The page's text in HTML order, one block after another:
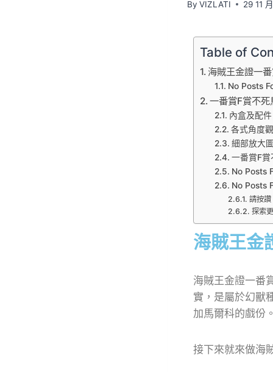
By VIZLATI 29 11
Table of
海賊王金證一
No Posts
一番賞F賞不
內盒及配件
各式角度
細部放大
一番賞F
No Posts
No Posts
請按讚
探索
海賊王金
海賊王金證一番
實，是屬於幻獸
加馬爾科的戲份
接下來就來做海